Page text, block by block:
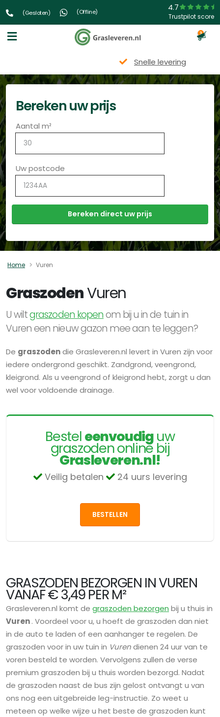
(Gesloten) (Offline) 4.7
Trustpilot score
3
Snelle levering
Bereken uw prijs
Aantal m²
Uw postcode
Home Vuren
GraszodenVuren
U wiltgraszoden kopenom bij u in de tuin in
Vuren een nieuw gazon mee aan te leggen?
De graszodendie Grasleveren.nl levert in Vuren zijn voor
iedere ondergrond geschikt. Zandgrond, veengrond,
kleigrond. Als u veengrond of kleigrond hebt, zorgt u dan
wel voor voldoende drainage.
Besteleenvoudiguw
graszoden online bij
Grasleveren.nl!
Veilig betalen 24 uurs levering
BESTELLEN
GRASZODEN BEZORGEN IN VUREN
VANAF € 3,49 PER M²
Grasleveren.nl komt de graszoden bezorgen bij u thuis in
Vuren. Voordeel voor u, u hoeft de graszoden dan niet
in de auto te laden of een aanhanger te regelen. De
graszoden voor in uw tuin in Vurendienen 24 uur van te
voren besteld te worden. Vervolgens zullen de verse
premium graszoden bij u thuis worden bezorgd. Nadat
de graszoden naast de bus zijn gelost ontvangt u van
ons nog een uitgebreide leg-instructie. Zo weet u
meteen op welke wijze u het beste de graszoden kunt